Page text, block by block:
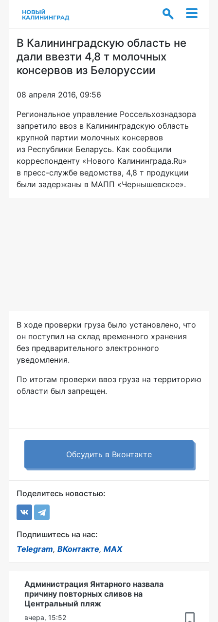
В Калининградскую область не
дали ввезти 4,8 т молочных
консервов из Белоруссии
08 апреля 2016, 09:56
Региональное управление Россельхознадзора
запретило ввоз в Калининградскую область
крупной партии молочных консервов
из Республики Беларусь. Как сообщили
корреспонденту «Нового Калининграда.Ru»
в пресс-службе ведомства, 4,8 т продукции
были задержаны в МАПП «Чернышевское».
В ходе проверки груза было установлено, что
он поступил на склад временного хранения
без предварительного электронного
уведомления.
По итогам проверки ввоз груза на территорию
области был запрещен.
Обсудить в Вконтакте
Поделитесь новостью:
Подпишитесь на нас:
Telegram, ВКонтакте, MAX
Администрация Янтарного назвала
причину повторных сливов на
Центральный пляж
вчера, 15:52